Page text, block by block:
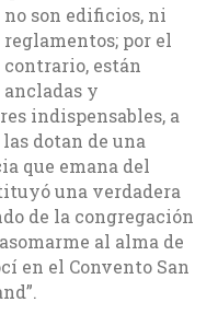
no son edificios, ni
reglamentos; por el
contrario, están
ancladas y
indispensables, a
dotan de una
que emana del
una verdadera
de la congregación
al alma de
en el Convento San